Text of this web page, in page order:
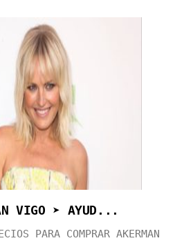
VIGO ➤ AYUD...
PARA COMPRAR AKERMAN